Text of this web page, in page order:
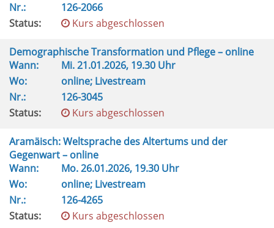
Nr.:
126-2066
Status:
Kurs abgeschlossen
Demographische Transformation und Pflege – online
Wann:
Mi.21.01.2026, 19.30 Uhr
Wo:
online; Livestream
Nr.:
126-3045
Status:
Kurs abgeschlossen
Aramäisch: Weltsprache des Altertums und der
Gegenwart – online
Wann:
Mo.26.01.2026, 19.30 Uhr
Wo:
online; Livestream
Nr.:
126-4265
Status:
Kurs abgeschlossen